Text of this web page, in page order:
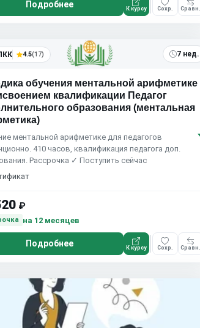
Подробнее К курсу Сохр. Сравн.
4.5(17) 7 нед.
обучения ментальной арифметике
квалификации Педагог
образования (ментальная
ментальной арифметике для педагогов
410 часов, квалификация педагога доп.
Рассрочка ✓ Поступить сейчас
₽
на 12 месяцев
Подробнее К курсу Сохр. Сравн.